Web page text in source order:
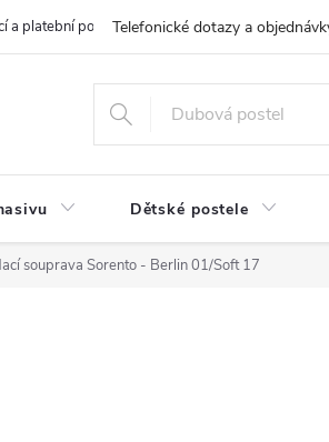
515
a platební podmínky Obchodní podmínky
Dětské postele
souprava Sorento - Berlin 01/Soft 17